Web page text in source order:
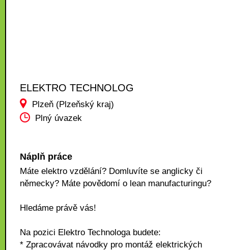
ELEKTRO TECHNOLOG
Plzeň (Plzeňský kraj)
Plný úvazek
Náplň práce
Máte elektro vzdělání? Domluvíte se anglicky či
německy? Máte povědomí o lean manufacturingu?
Hledáme právě vás!
Na pozici Elektro Technologa budete:
* Zpracovávat návodky pro montáž elektrických